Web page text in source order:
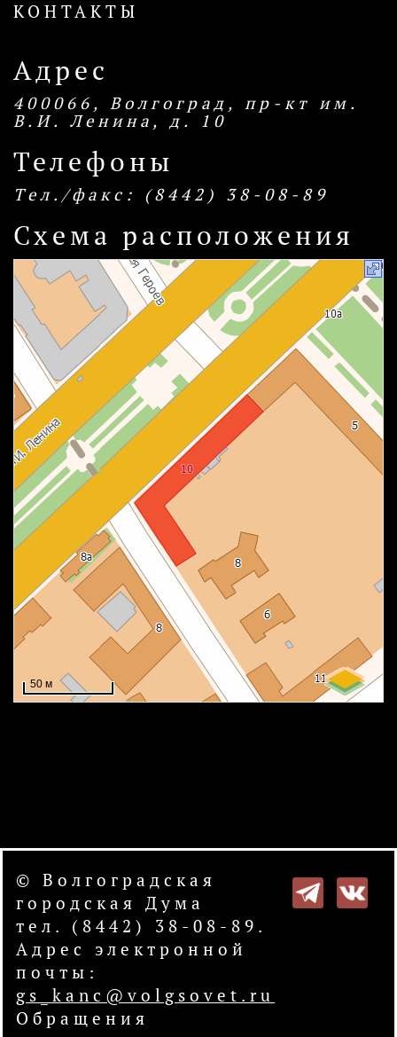
КОНТАКТЫ
Адрес
400066, Волгоград, пр-кт им.
В.И. Ленина, д. 10
Телефоны
Тел./факс: (8442) 38-08-89
Схема расположения
© Волгоградская
городская Дума
тел. (8442) 38-08-89.
Адрес электронной
почты:
gs_kanc@volgsovet.ru
Обращения